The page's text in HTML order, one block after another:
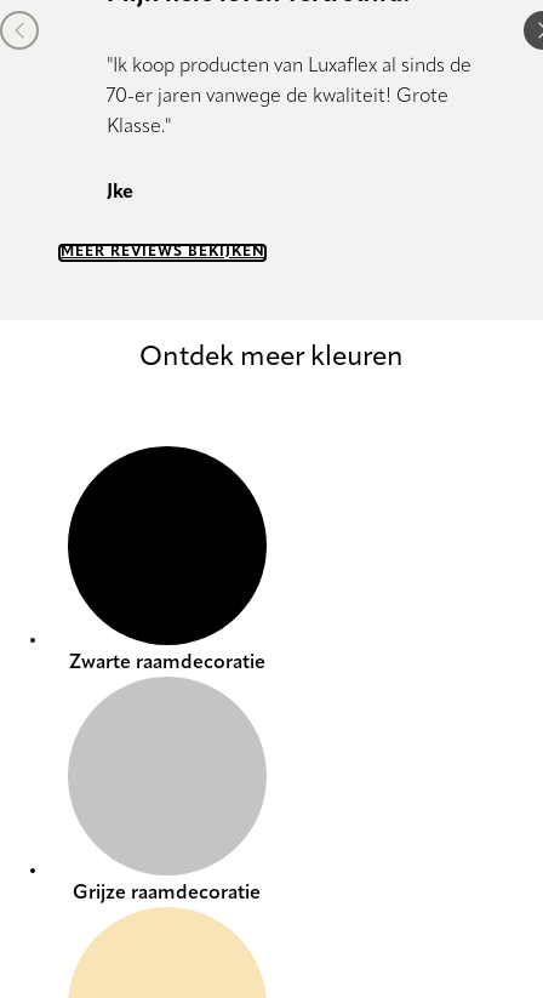
"Ik koop producten van Luxaflex al sinds de
70-er jaren vanwege de kwaliteit! Grote
Klasse."
Jke
MEER REVIEWS BEKIJKEN
Previous item
Ontdek meer kleuren
Zwarte raamdecoratie
Grijze raamdecoratie